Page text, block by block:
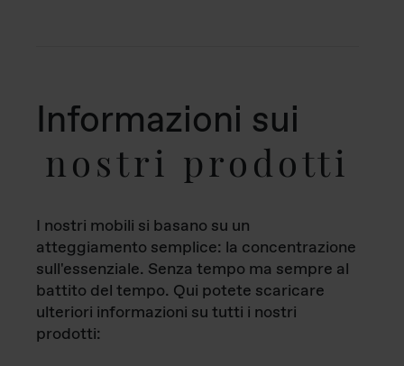
Informazioni sui
nostri prodotti
I nostri mobili si basano su un
atteggiamento semplice: la concentrazione
sull'essenziale. Senza tempo ma sempre al
battito del tempo. Qui potete scaricare
ulteriori informazioni su tutti i nostri
prodotti: